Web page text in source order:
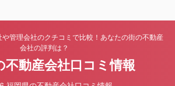
管理会社のクチコミで比較！あなたの街の不動産
会社の評判は？
不動産会社口コミ情報